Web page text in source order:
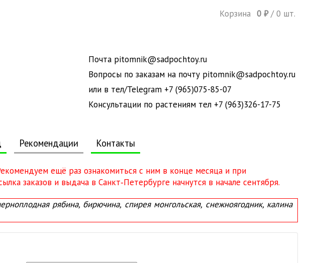
Корзина 0 ₽ /0 шт.
Почта pitomnik@sadpochtoy.ru
Вопросы по заказам на почту pitomnik@sadpochtoy.ru
или в тел/Telegram +7 (965)075-85-07
Консультации по растениям тел +7 (963)326-17-75
Рекомендации Контакты
ещё раз ознакомиться с ним в конце месяца и при
заказов и выдача в Санкт‑Петербурге начнутся в начале сентября.
рябина, бирючина, спирея монгольская, снежноягодник, калина